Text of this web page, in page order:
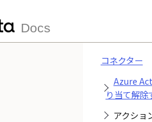
Docs
コネクター
Azure
り当て解除
アクショ